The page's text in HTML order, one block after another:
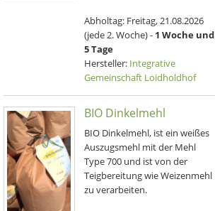
Abholtag: Freitag, 21.08.2026
(jede 2. Woche) - 1 Woche und
5 Tage
Hersteller: Integrative
Gemeinschaft Loidholdhof
BIO Dinkelmehl
BIO Dinkelmehl, ist ein weißes
Auszugsmehl mit der Mehl
Type 700 und ist von der
Teigbereitung wie Weizenmehl
zu verarbeiten.